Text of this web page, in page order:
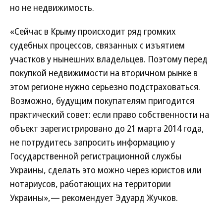
но не недвижимость.
«Сейчас в Крыму происходит ряд громких
судебных процессов, связанных с изъятием
участков у нынешних владельцев. Поэтому перед
покупкой недвижимости на вторичном рынке в
этом регионе нужно серьезно подстраховаться.
Возможно, будущим покупателям пригодится
практический совет: если право собственности на
объект зарегистрировано до 21 марта 2014 года,
не потрудитесь запросить информацию у
Государственной регистрационной службы
Украины, сделать это можно через юристов или
нотариусов, работающих на территории
Украины»,— рекомендует Эдуард Жучков.